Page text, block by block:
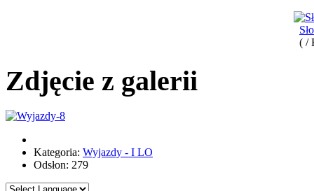
( /
Zdjęcie z galerii
Kategoria: Wyjazdy - I LO
Odsłon: 279